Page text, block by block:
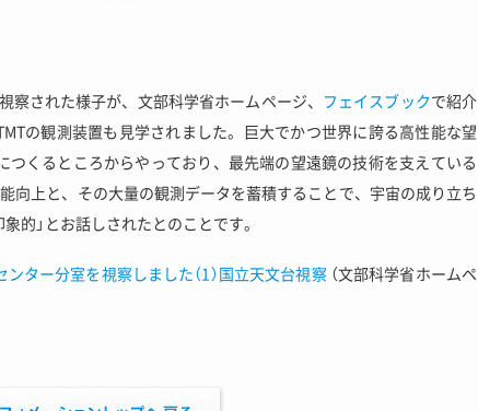
された様子が、文部科学省ホームページ、 フェイスブックで紹介
の観測装置も見学されました。巨大でかつ世界に誇る高性能な望
つくるところからやっており、最先端の望遠鏡の技術を支えている
向上と、その大量の観測データを蓄積することで、宇宙の成り立ち
的」とお話しされたとのことです。
ター分室を視察しました（1）国立天文台視察（文部科学省ホームペ